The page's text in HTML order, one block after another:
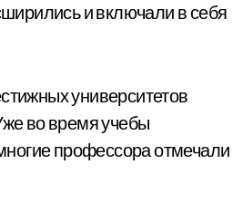
и включали в себя
университетов
во время учебы
профессора отмечали